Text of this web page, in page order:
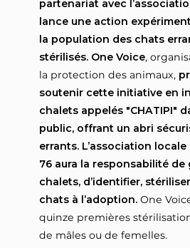
partenariat avec
lance une action
la population des chats
stérilisés. One Voice,
la protection des animaux,
soutenir cette initiative en
chalets appelés "CHATIPI"
public, offrant un abri
errants. L’association
76 aura la responsabilité de
chalets, d’identifier,
chats à l’adoption. One
quinze premières
de mâles ou de femelles.